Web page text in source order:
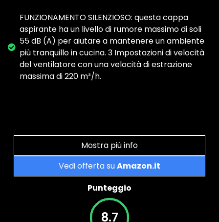
FUNZIONAMENTO SILENZIOSO: questa cappa
aspirante ha un livello di rumore massimo di soli
55 dB (A) per aiutare a mantenere un ambiente
più tranquillo in cucina. 3 Impostazioni di velocità
del ventilatore con una velocità di estrazione
massima di 220 m³/h.
Mostra più info
Vedi offerta suAmazon.it
Punteggio
8.7